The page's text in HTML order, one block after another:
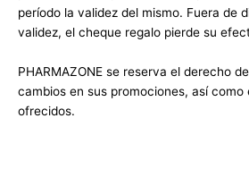
período la validez del mismo. Fuera de
validez, el cheque regalo pierde su
PHARMAZONE se reserva el derecho
cambios en sus promociones, así como
ofrecidos.